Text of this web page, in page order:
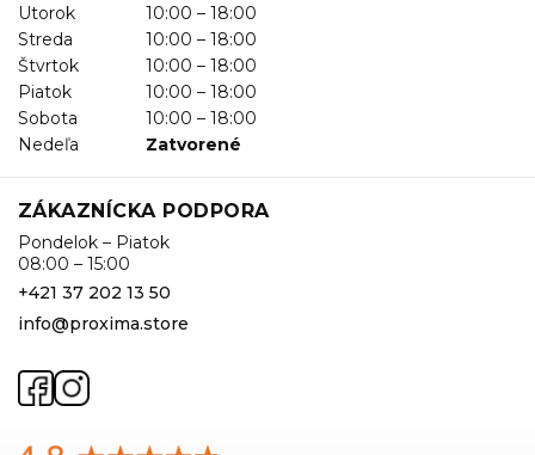
Utorok
10:00 – 18:00
Streda
10:00 – 18:00
Štvrtok
10:00 – 18:00
Piatok
10:00 – 18:00
Sobota
10:00 – 18:00
Nedeľa
Zatvorené
ZÁKAZNÍCKA PODPORA
Pondelok – Piatok
08:00 – 15:00
+421 37 202 13 50
info@proxima.store